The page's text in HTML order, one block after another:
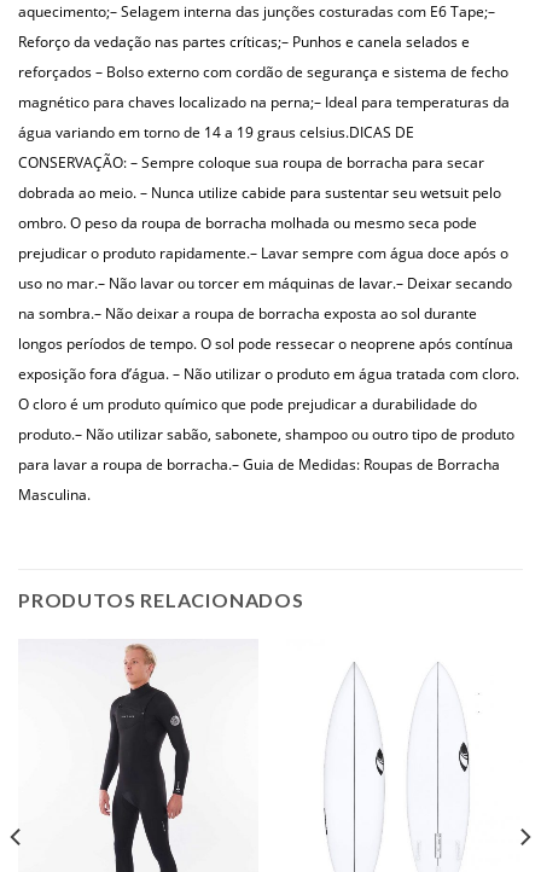
aquecimento;– Selagem interna das junções costuradas com E6 Tape;–
Reforço da vedação nas partes críticas;– Punhos e canela selados e
reforçados– Bolso externo com cordão de segurança e sistema de fecho
magnético para chaves localizado na perna;– Ideal para temperaturas da
água variando em torno de 14 a 19 graus celsius.DICAS DE
CONSERVAÇÃO:– Sempre coloque sua roupa de borracha para secar
dobrada ao meio.– Nunca utilize cabide para sustentar seu wetsuit pelo
ombro. O peso da roupa de borracha molhada ou mesmo seca pode
prejudicar o produto rapidamente.– Lavar sempre com água doce após o
uso no mar.– Não lavar ou torcer em máquinas de lavar.– Deixar secando
na sombra.– Não deixar a roupa de borracha exposta ao sol durante
longos períodos de tempo. O sol pode ressecar o neoprene após contínua
exposição fora d’água.– Não utilizar o produto em água tratada com cloro.
O cloro é um produto químico que pode prejudicar a durabilidade do
produto.– Não utilizar sabão, sabonete, shampoo ou outro tipo de produto
para lavar a roupa de borracha.– Guia de Medidas: Roupas de Borracha
Masculina.
PRODUTOS RELACIONADOS